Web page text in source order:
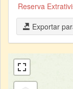
Reserva
Exportar